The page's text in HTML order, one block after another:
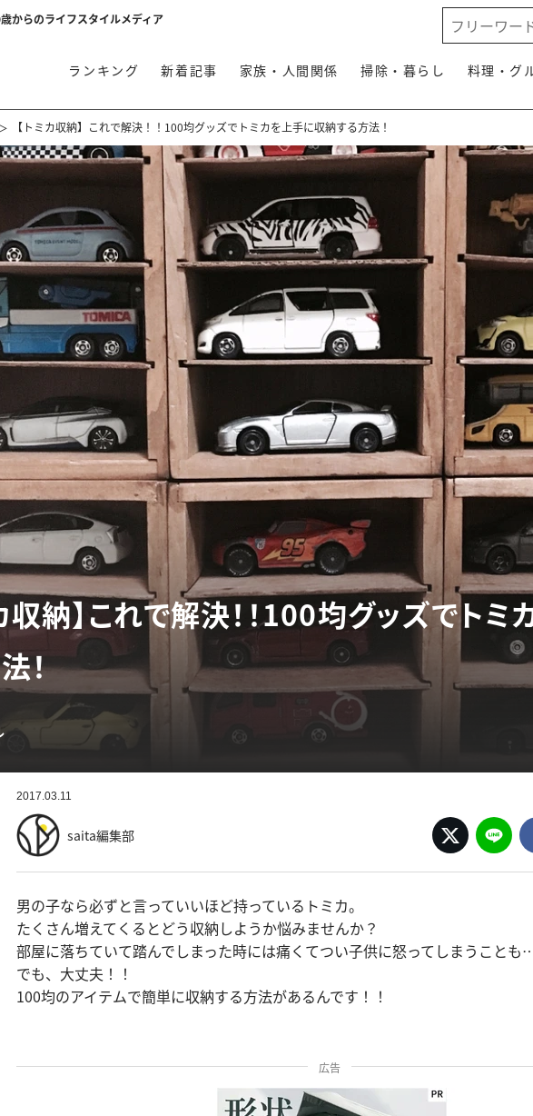
からのライフスタイルメディア
ランキング 新着記事 家族・人間関係 掃除・暮らし 料理・グ
【トミカ収納】これで解決！！100均グッズでトミカを上手に収納する方法！
収納】これで解決！！100均グッズでト
！
2017.03.11
saita編集部
男の子なら必ずと言っていいほど持っているトミカ。
たくさん増えてくるとどう収納しようか悩みませんか？
部屋に落ちていて踏んでしまった時には痛くてつい子供に怒ってしまうことも
でも、大丈夫！！
100均のアイテムで簡単に収納する方法があるんです！！
広告